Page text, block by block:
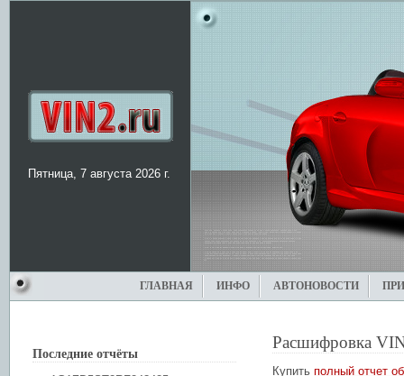
Пятница, 7 августа 2026 г.
ГЛАВНАЯ ИНФО АВТОНОВОСТИ
Последние отчёты
Расшифровка
Купить полный отчет